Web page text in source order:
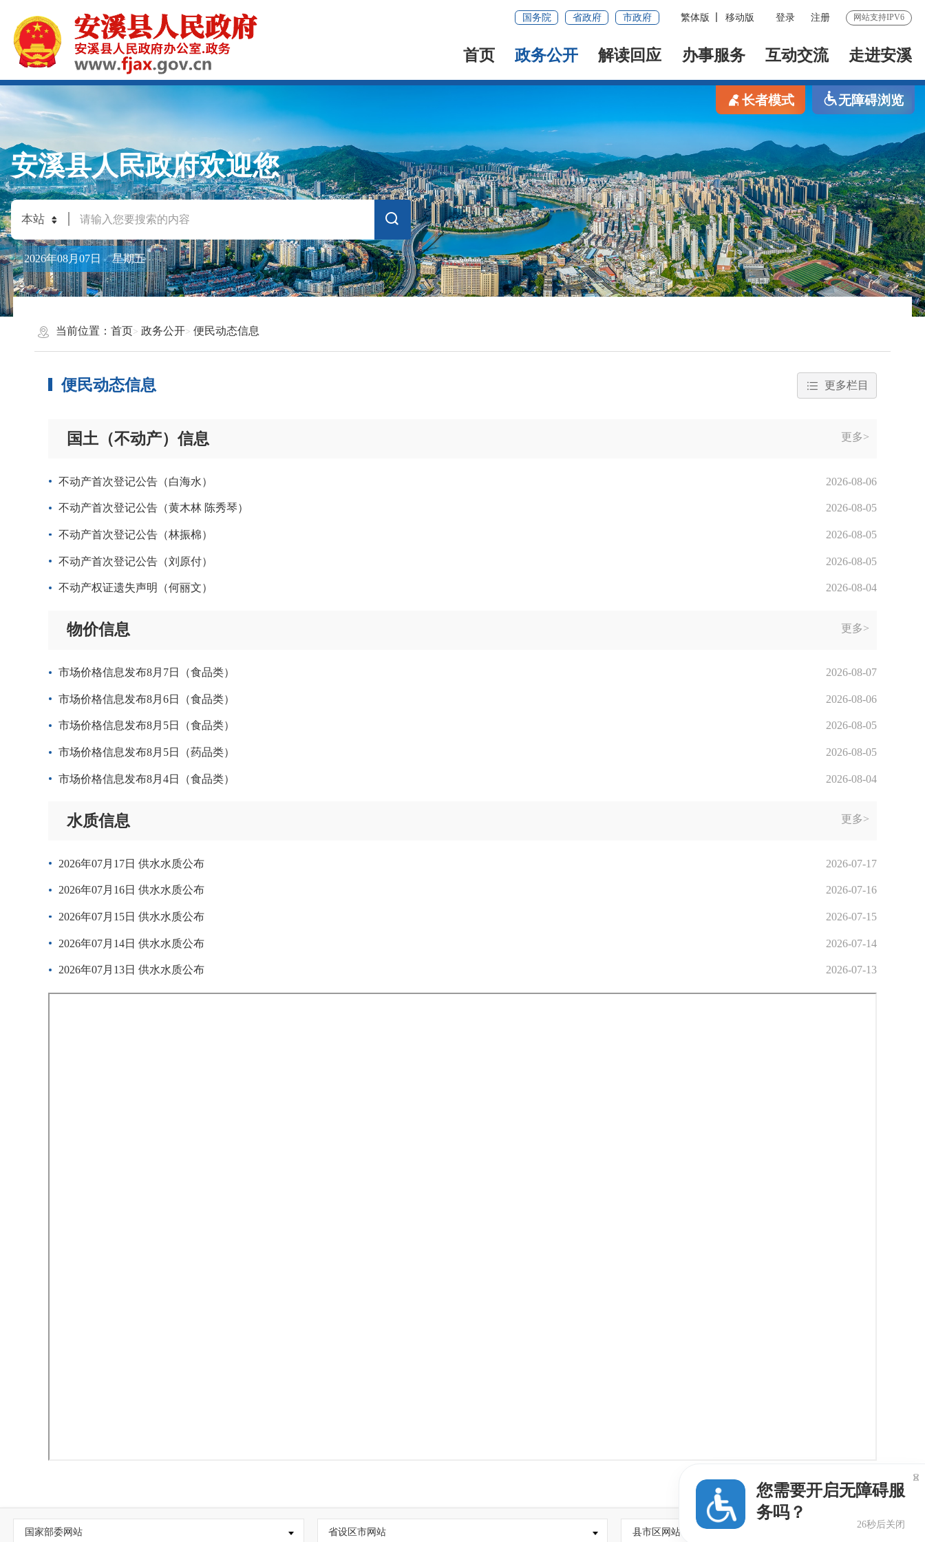
国务院 省政府 市政府 繁体版 移动版 登录 注册 网站支持IPV6
首页 政务公开 解读回应 办事服务 互动交流 走进安溪
长者模式 无障碍浏览
安溪县人民政府欢迎您
2026年08月07日 星期五
当前位置： 首页 政务公开 便民动态信息
便民动态信息 更多栏目
国土（不动产）信息 更多>
不动产首次登记公告（白海水） 2026-08-06
不动产首次登记公告（黄木林 陈秀琴） 2026-08-05
不动产首次登记公告（林振棉） 2026-08-05
不动产首次登记公告（刘原付） 2026-08-05
不动产权证遗失声明（何丽文） 2026-08-04
物价信息 更多>
市场价格信息发布8月7日（食品类） 2026-08-07
市场价格信息发布8月6日（食品类） 2026-08-06
市场价格信息发布8月5日（食品类） 2026-08-05
市场价格信息发布8月5日（药品类） 2026-08-05
市场价格信息发布8月4日（食品类） 2026-08-04
水质信息 更多>
2026年07月17日 供水水质公布 2026-07-17
2026年07月16日 供水水质公布 2026-07-16
2026年07月15日 供水水质公布 2026-07-15
2026年07月14日 供水水质公布 2026-07-14
2026年07月13日 供水水质公布 2026-07-13
国家部委网站 省设区市网站 县市区网站
您需要开启无障碍服
务吗？
25秒后关闭
